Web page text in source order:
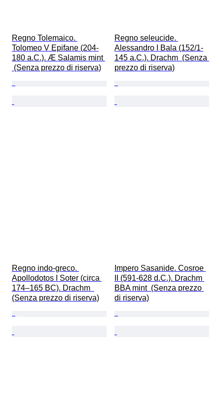
Regno Tolemaico.
Tolomeo V Epifane (204-
180 a.C.). Æ Salamis mint
(Senza prezzo di riserva)
Regno seleucide.
Alessandro I Bala (152/1-
145 a.C.). Drachm  (Senza
prezzo di riserva)
Regno indo-greco.
Apollodotos I Soter (circa
174–165 BC). Drachm
(Senza prezzo di riserva)
Impero Sasanide. Cosroe
II (591-628 d.C.). Drachm
BBA mint  (Senza prezzo
di riserva)